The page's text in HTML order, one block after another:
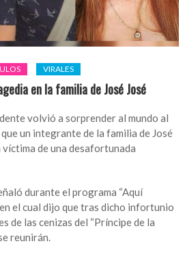
VIRALES
en la familia de José José
volvió a sorprender al mundo al
un integrante de la familia de José
víctima de una desafortunada
durante el programa “Aquí
el cual dijo que tras dicho infortunio
de las cenizas del “Príncipe de la
reunirán.